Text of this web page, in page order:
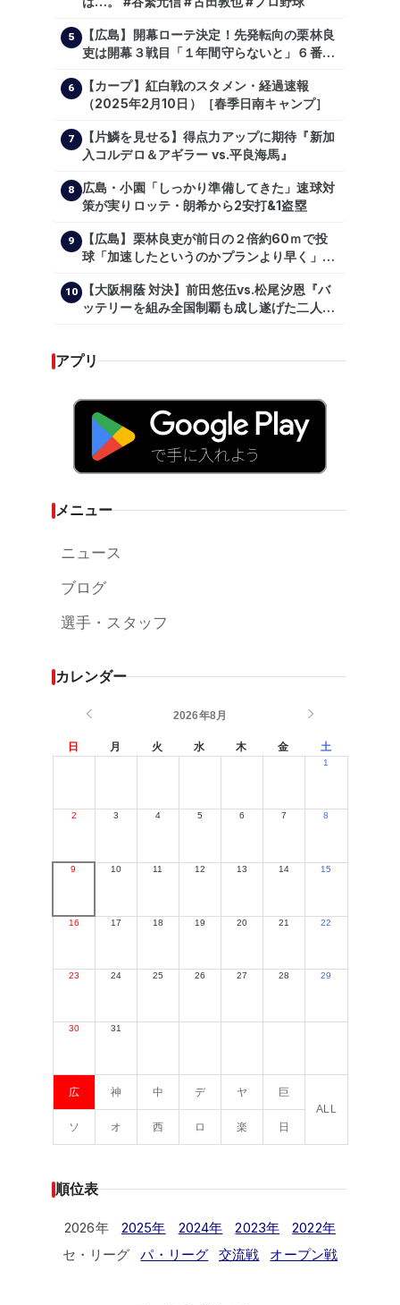
5
【広島】開幕ローテ決定！先発転向の栗林良
吏は開幕３戦目「１年間守らないと」６番手
6
【カープ】紅白戦のスタメン・経過速報
（2025年2月10日）［春季日南キャンプ］
7
【片鱗を見せる】得点力アップに期待『新加
入コルデロ＆アギラー vs.平良海馬』
8
広島・小園「しっかり準備してきた」速球対
策が実りロッテ・朗希から2安打&1盗塁
9
【広島】栗林良吏が前日の２倍約60ｍで投
球「加速したというのかプランより早く」自
10
【大阪桐蔭 対決】前田悠伍vs.松尾汐恩『バ
ッテリーを組み全国制覇も成し遂げた二人
アプリ
メニュー
ニュース
ブログ
選手・スタッフ
カレンダー
2026年8月
日 月 火 水 木 金 土
1
2 3 4 5 6 7 8
9 10 11 12 13 14 15
16 17 18 19 20 21 22
23 24 25 26 27 28 29
30 31
広 神 中 デ ヤ
巨
ALL
ソ
オ 西 ロ 楽 日
順位表
2026年 2025年 2024年 2023年
2022年
セ・リーグ
パ・リーグ 交流戦 オープン戦